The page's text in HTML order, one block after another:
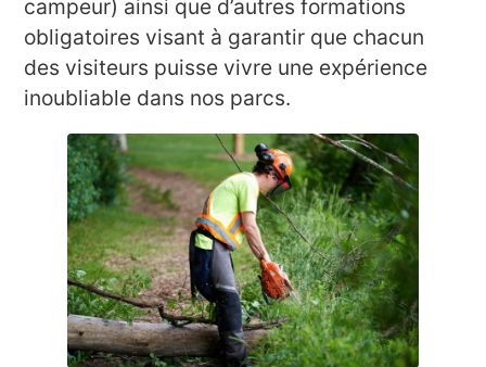
campeur) ainsi que d’autres formations
obligatoires visant à garantir que chacun
des visiteurs puisse vivre une expérience
inoubliable dans nos parcs.